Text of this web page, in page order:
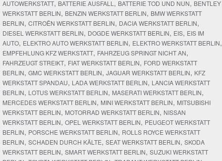
AUTOWERKSTATT, BATTERIE AUSFALL , BATTERIE TOD UND NUN, BENTLEY
WERKSTATT BERLIN, BENZIN WERKSTATT BERLIN, BMW WERKSTATT
BERLIN, CITROËN WERKSTATT BERLIN, DACIA WERKSTATT BERLIN,
DIESEL WERKSTATT BERLIN, DOGDE WERKSTATT BERLIN, EIS, EIS IM
AUTO, ELEKTRO AUTO WERKSTATT BERLIN, ELEKTRO WERKSTATT BERLIN,
EMPFEHLUNG KFZ WERKSTATT, FAHRZEUG SPRINGT NICHT AN,
FAHRZEUGT STREIKT, FIAT WERKSTATT BERLIN, FORD WERKSTATT
BERLIN, GMC WERKSTATT BERLIN, JAGUAR WERKSTATT BERLIN, KFZ
WERKSTATT SPANDAU, LADA WERKSTATT BERLIN, LANCIA WERKSTATT
BERLIN, LOTUS WERKSTATT BERLIN, MASERATI WERKSTATT BERLIN,
MERCEDES WERKSTATT BERLIN, MINI WERKSTATT BERLIN, MITSUBISHI
WERKSTATT BERLIN, MOTORRAD WERKSTATT BERLIN, NISSAN
WERKSTATT BERLIN, OPEL WERKSTATT BERLIN, PEUGEOT WERKSTATT
BERLIN, PORSCHE WERKSTATT BERLIN, ROLLS ROYCE WERKSTATT
BERLIN, SCHADEN DURCH KÄLTE, SEAT WERKSTATT BERLIN, SKODA
WERKSTATT BERLIN, SMART WERKSTATT BERLIN, SUZUKI WERKSTATT